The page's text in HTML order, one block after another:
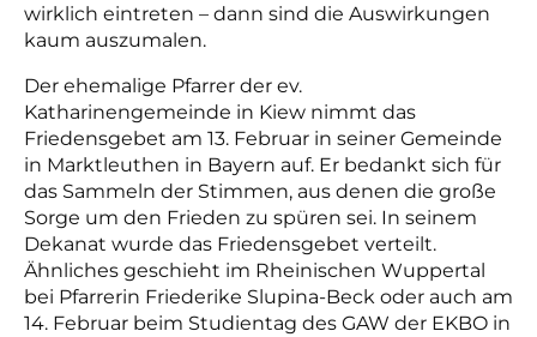
wirklich eintreten – dann sind die Auswirkungen
kaum auszumalen.
Der ehemalige Pfarrer der ev.
Katharinengemeinde in Kiew nimmt das
Friedensgebet am 13. Februar in seiner Gemeinde
in Marktleuthen in Bayern auf. Er bedankt sich für
das Sammeln der Stimmen, aus denen die große
Sorge um den Frieden zu spüren sei. In seinem
Dekanat wurde das Friedensgebet verteilt.
Ähnliches geschieht im Rheinischen Wuppertal
bei Pfarrerin Friederike Slupina-Beck oder auch am
14. Februar beim Studientag des GAW der EKBO in